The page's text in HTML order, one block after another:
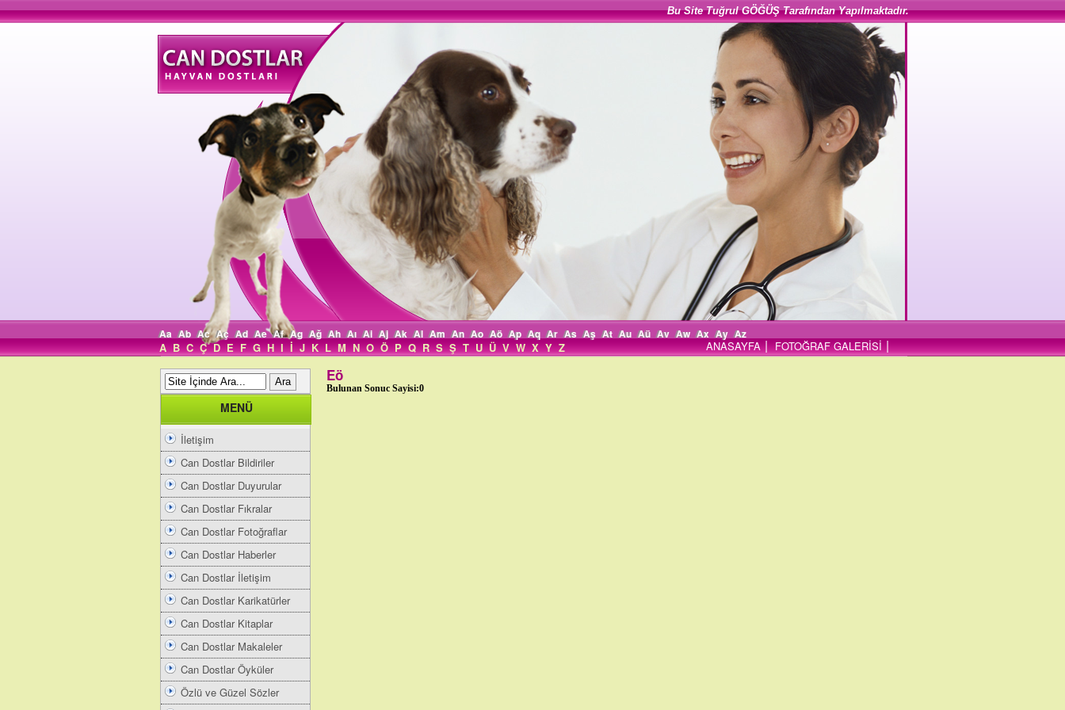
Bu Site Tuğrul GÖĞÜŞ Tarafından Yapılmaktadır.
Aa Ab Ac Aç Ad Ae Af Ag Ağ Ah Aı Ai Aj Ak Al Am An Ao Aö Ap Aq Ar As Aş At Au Aü Av Aw Ax Ay Az
A B C Ç D E F G H I İ J K L M N O Ö P Q R S Ş T U Ü V W X Y Z ANASAYFA | FOTOĞRAF GALERİSİ |
MENÜ
İletişim
Can Dostlar Bildiriler
Can Dostlar Duyurular
Can Dostlar Fıkralar
Can Dostlar Fotoğraflar
Can Dostlar Haberler
Can Dostlar İletişim
Can Dostlar Karikatürler
Can Dostlar Kitaplar
Can Dostlar Makaleler
Can Dostlar Öyküler
Özlü ve Güzel Sözler
Eö
Bulunan Sonuc Sayisi:0